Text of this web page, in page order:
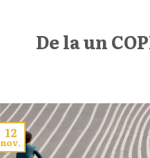
De la un
12
nov.